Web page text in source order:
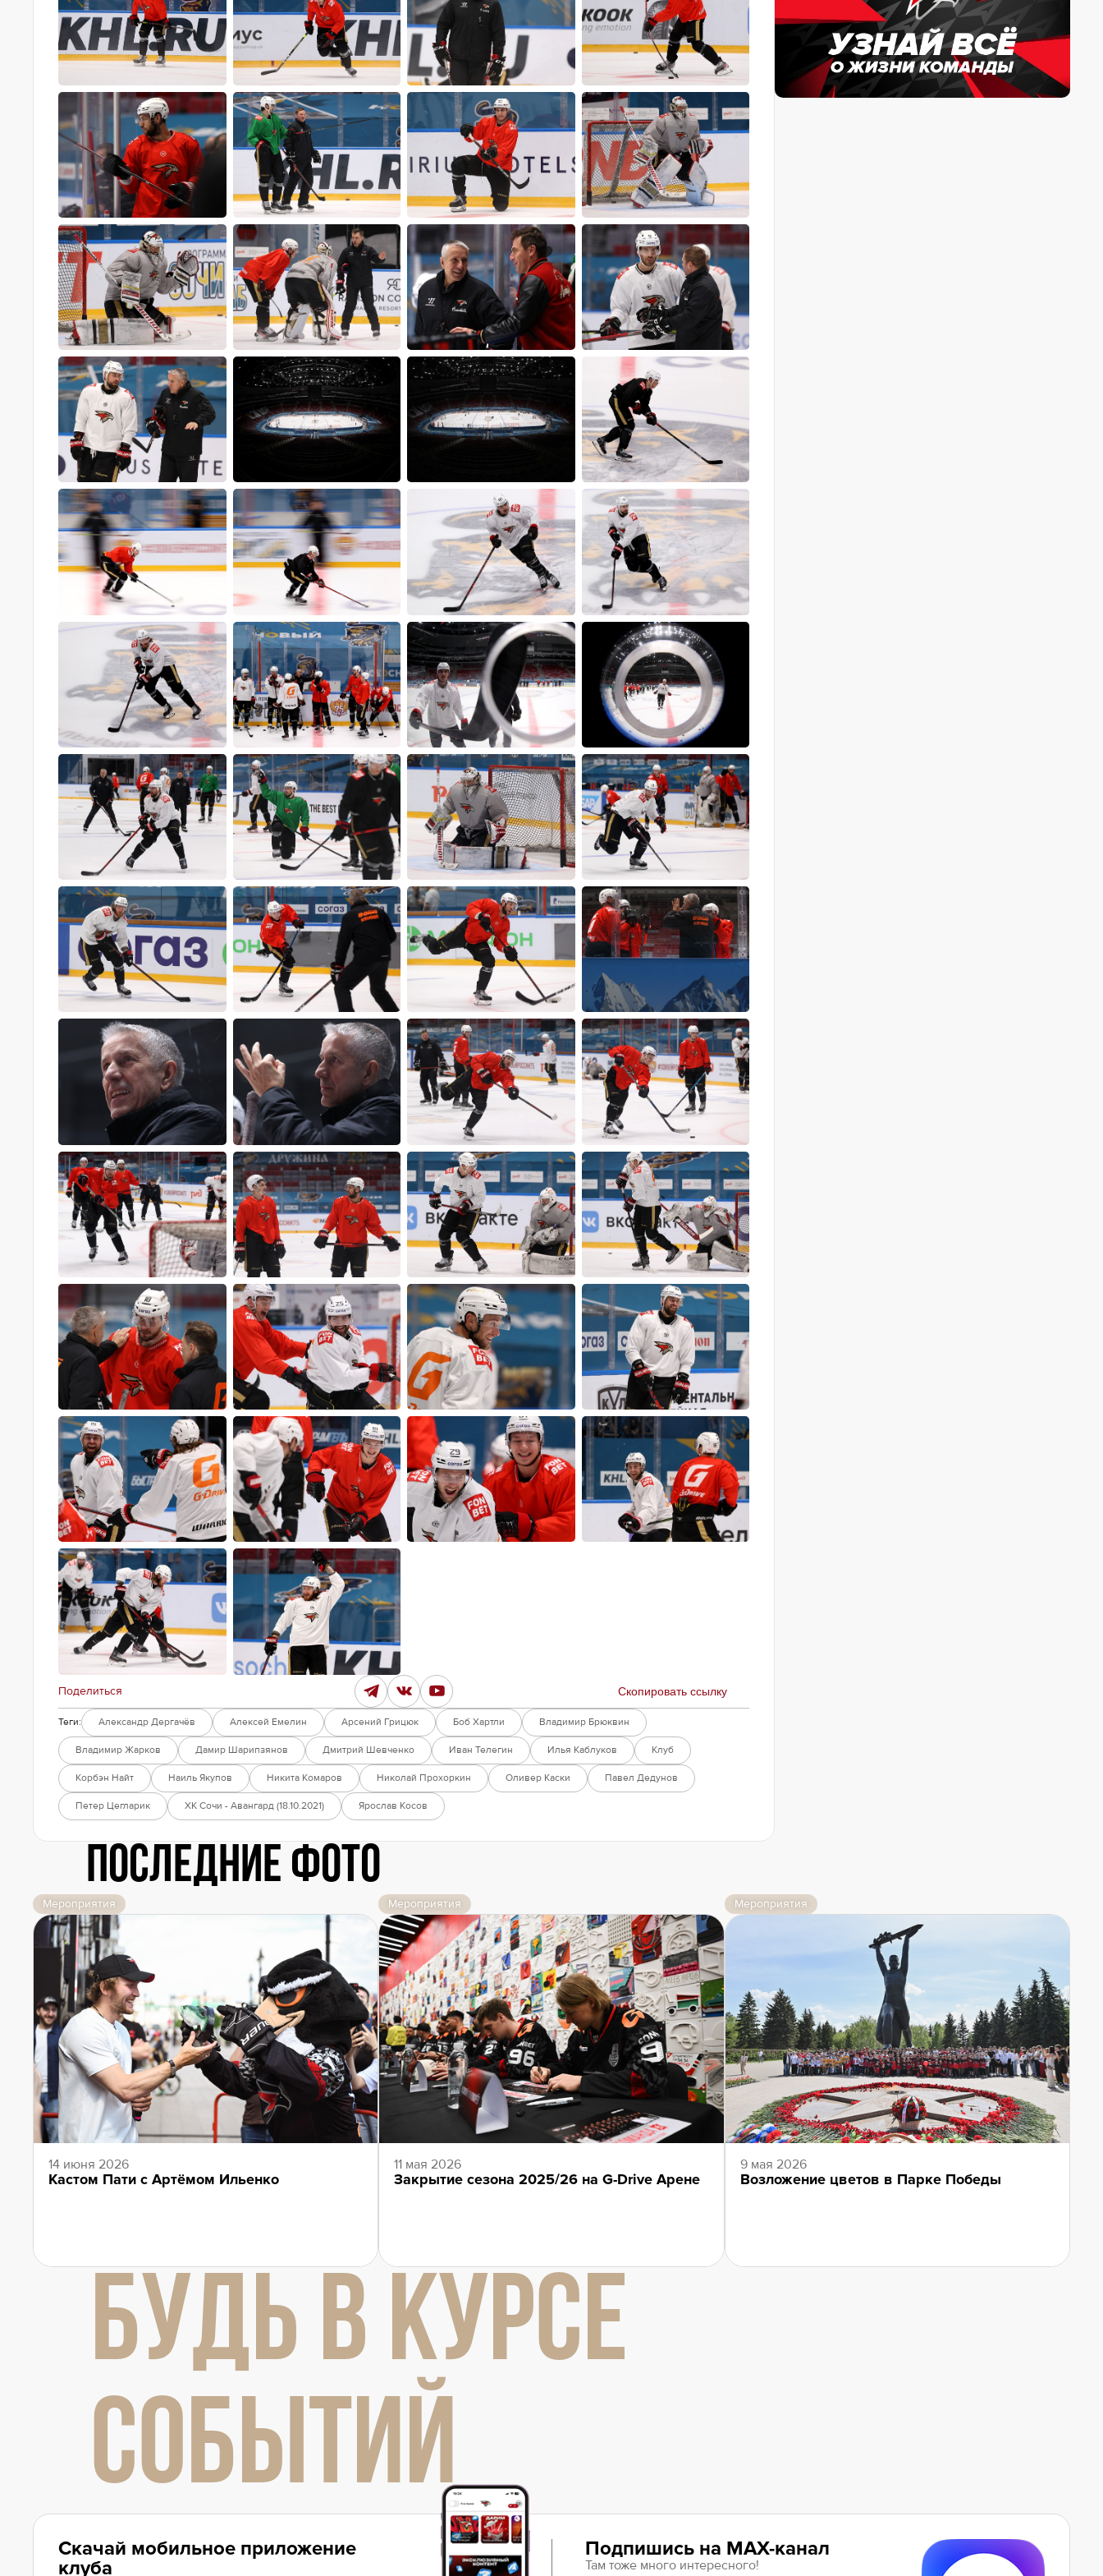
Локомотив
Северсталь
ЦСКА
Шанхайские Драконы
Амур
Барыс
Салават Юлаев
Сибирь
Поделиться Скопировать ссылку
Теги: Александр Дергачёв Алексей Емелин Арсений Грицюк Боб Хартли Владимир Брюквин
Владимир Жарков Дамир Шарипзянов Дмитрий Шевченко Иван Телегин Илья Каблуков Клуб
Корбэн Найт Наиль Якупов Никита Комаров Николай Прохоркин Оливер Каски Павел Дедунов
Петер Цегларик ХК Сочи - Авангард (18.10.2021) Ярослав Косов
Последние фото
Мероприятия
14 июня 2026
Кастом Пати с Артёмом Ильенко
Мероприятия
11 мая 2026
Закрытие сезона 2025/26 на G-Drive Арене
Мероприятия
9 мая 2026
Возложение цветов в Парке Победы
БУДЬ В КУРСЕ
СОБЫТИЙ
Скачай мобильное приложение
клуба
Подпишись на MAX-канал
Там тоже много интересного!